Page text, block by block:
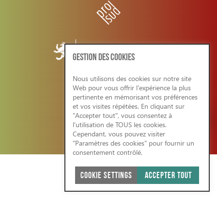
CONDITIONS GENERALES/RGPD
SITE WEB ÉCO-RESPONSABLE 2026
GESTION DES COOKIES
Nous utilisons des cookies sur notre site
Web pour vous offrir l'expérience la plus
pertinente en mémorisant vos préférences
et vos visites répétées. En cliquant sur
"Accepter tout", vous consentez à
l'utilisation de TOUS les cookies.
Cependant, vous pouvez visiter
"Paramètres des cookies" pour fournir un
consentement contrôlé.
COOKIE SETTINGS ACCEPTER TOUT